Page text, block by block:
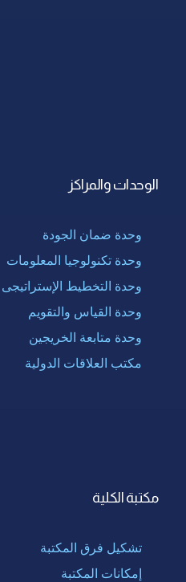
الوحدات والمراكز
وحدة ضمان الجودة
وحدة تكنولوجيا المعلومات
وحدة التخطيط الإستراتيجى
وحدة القياس والتقويم
وحدة متابعة الخريجين
مكتب العلاقات الدولية
مكتبة الكلية
تشكيل فرق المكتبة
إمكانات المكتبة